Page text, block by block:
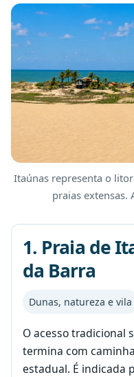
Itaúnas representa o
praias extensas.
1. Praia de
da Barra
Dunas, natureza e vila
O acesso tradicional
termina com
estadual. É indicada